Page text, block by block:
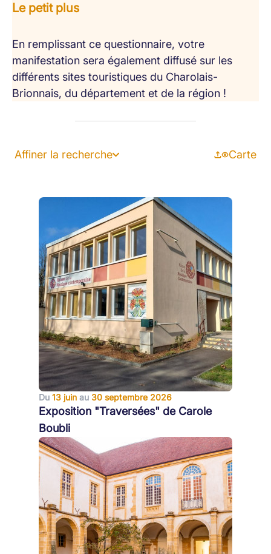
Le petit plus
En remplissant ce questionnaire, votre
manifestation sera également diffusé sur les
différents sites touristiques du Charolais-
Brionnais, du département et de la région !
Affiner la recherche Carte
Du 13 juin au 30 septembre 2026
Exposition "Traversées" de Carole
Boubli